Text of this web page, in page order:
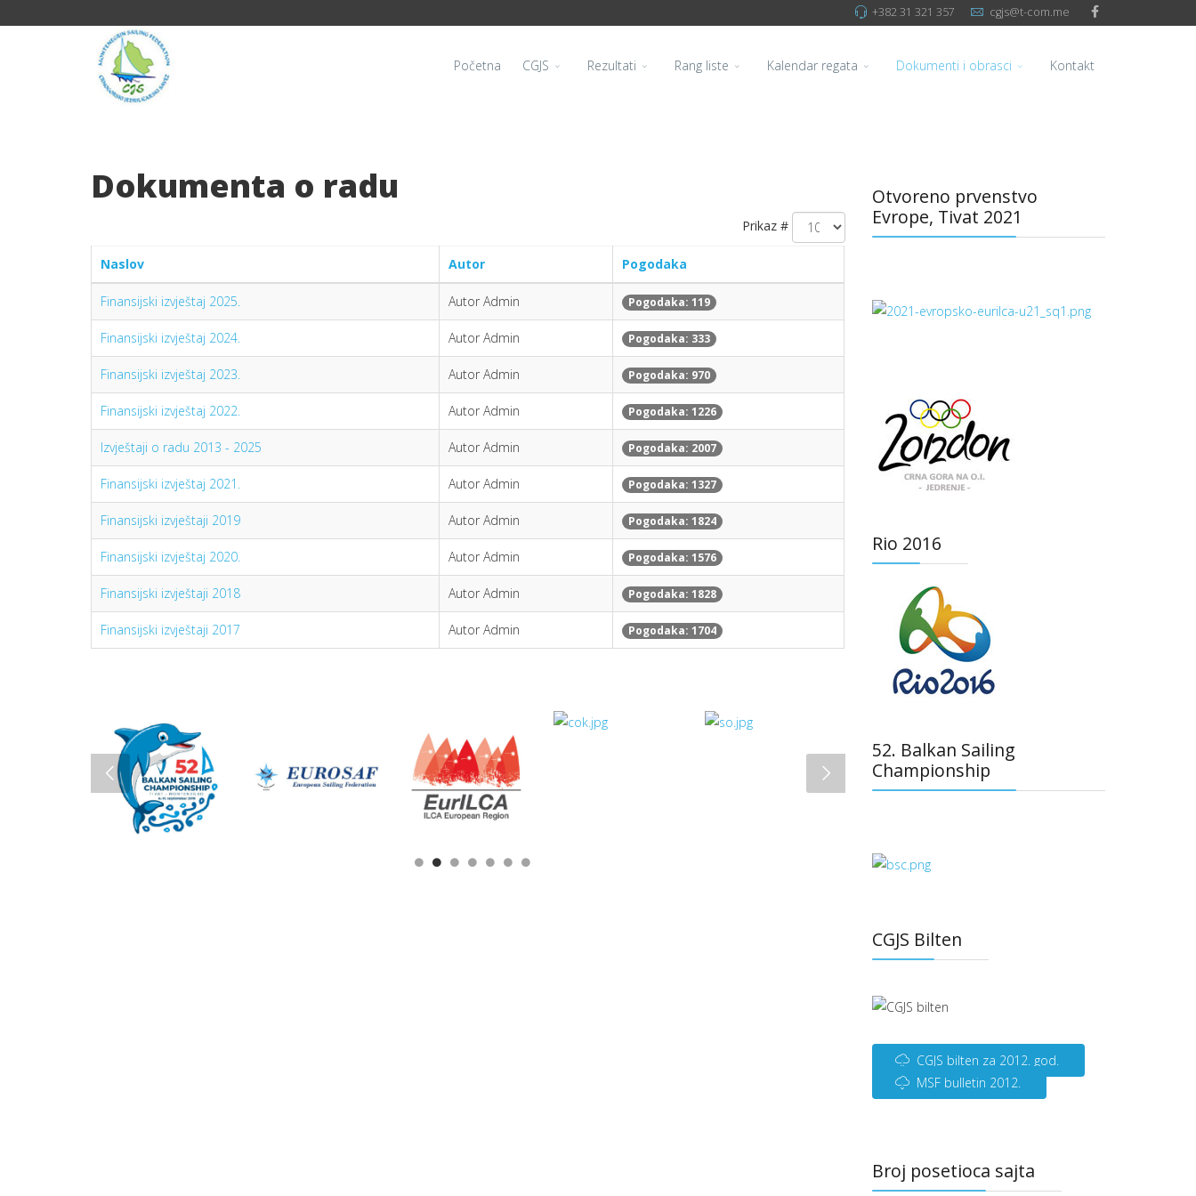
+382 31 321 357 cgjs@t-com.me
Početna CGJS Rezultati Rang liste Kalendar regata Dokumenti i obrasci Kontakt
Dokumenta o radu
Prikaz #
Naslov Autor Pogodaka
Finansijski izvještaj 2025. Autor Admin Pogodaka: 119
Finansijski izvještaj 2024. Autor Admin Pogodaka: 333
Finansijski izvještaj 2023. Autor Admin Pogodaka: 970
Finansijski izvještaj 2022. Autor Admin Pogodaka: 1226
Izvještaji o radu 2013 - 2025 Autor Admin Pogodaka: 2007
Finansijski izvještaj 2021. Autor Admin Pogodaka: 1327
Finansijski izvještaji 2019 Autor Admin Pogodaka: 1824
Finansijski izvještaj 2020. Autor Admin Pogodaka: 1576
Finansijski izvještaji 2018 Autor Admin Pogodaka: 1828
Finansijski izvještaji 2017 Autor Admin Pogodaka: 1704
Otvoreno prvenstvo
Evrope, Tivat 2021
Rio 2016
52. Balkan Sailing
Championship
CGJS Bilten
CGJS bilten za 2012. god.
MSF bulletin 2012.
Broj posetioca sajta